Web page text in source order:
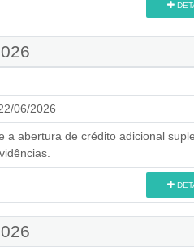
06/2026
a abertura de crédito adicional